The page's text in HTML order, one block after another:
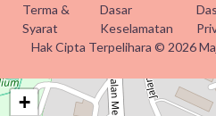
Terma &
Syarat
Dasar
Keselamatan
Hak Cipta Terpelihara © 2026
+